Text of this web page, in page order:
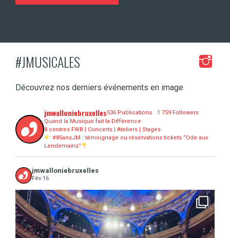
#JMUSICALES
Découvrez nos derniers événements en image
jmwalloniebruxelles536 Publications
1 759 Followers
Quand la Musique fait la Différence
8 centres FWB | Concerts | Ateliers | Stages
#85ansJM : témoignage ou réservations tickets “Ode aux
Lendemains”
jmwalloniebruxelles
Fév 16